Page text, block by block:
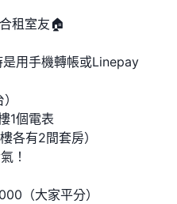
租室友🏠
用手機轉帳或Linepay
1個電表
各有2間套房）
！
（大家平分）